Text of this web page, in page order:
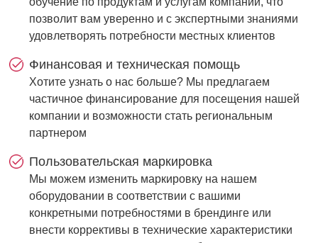
позволит вам уверенно и с экспертными знаниями
удовлетворять потребности местных клиентов
Финансовая и техническая помощь
Хотите узнать о нас больше? Мы предлагаем
частичное финансирование для посещения нашей
компании и возможности стать региональным
партнером
Пользовательская маркировка
Мы можем изменить маркировку на нашем
оборудовании в соответствии с вашими
конкретными потребностями в брендинге или
внести коррективы в технические характеристики